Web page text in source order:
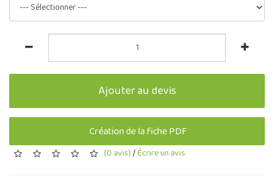
Ajouter au devis
Création de la fiche PDF
(0 avis)/Écrire un avis